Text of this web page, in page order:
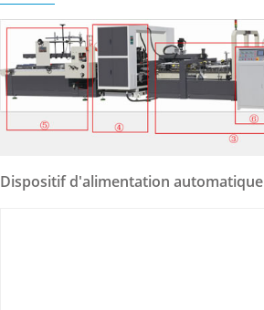
Dispositif d'alimentation automatique